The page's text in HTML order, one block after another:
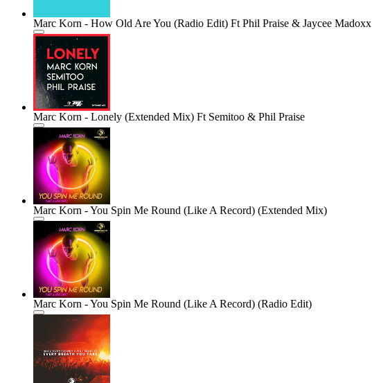
Marc Korn - How Old Are You (Radio Edit) Ft Phil Praise & Jaycee Madoxx
Marc Korn - Lonely (Extended Mix) Ft Semitoo & Phil Praise
Marc Korn - You Spin Me Round (Like A Record) (Extended Mix)
Marc Korn - You Spin Me Round (Like A Record) (Radio Edit)